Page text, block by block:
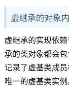
虚继承的对象
虚继承的实现依
承的类对象都会
记录了虚基类成
唯一的虚基类实